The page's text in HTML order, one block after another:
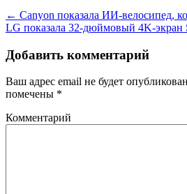
← Canyon показала ИИ-велосипед,
LG показала 32-дюймовый 4K-экран
Добавить комментарий
Ваш адрес email не будет
помечены *
Комментарий